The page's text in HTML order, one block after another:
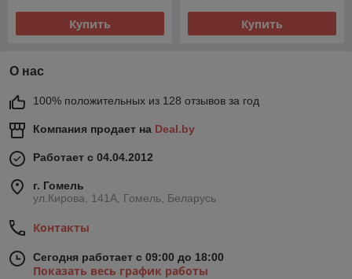
Купить Купить
О нас
100% положительных из 128 отзывов за год
Компания продает на Deal.by
Работает с 04.04.2012
г. Гомель
ул.Кирова, 141А, Гомель, Беларусь
Контакты
Сегодня работает с 09:00 до 18:00
Показать весь график работы